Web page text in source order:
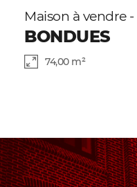
Maison à vendre -
BONDUES
74,00 m²